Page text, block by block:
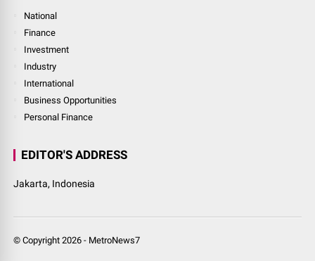
National
Finance
Investment
Industry
International
Business Opportunities
Personal Finance
EDITOR'S ADDRESS
Jakarta, Indonesia
© Copyright2026 - MetroNews7